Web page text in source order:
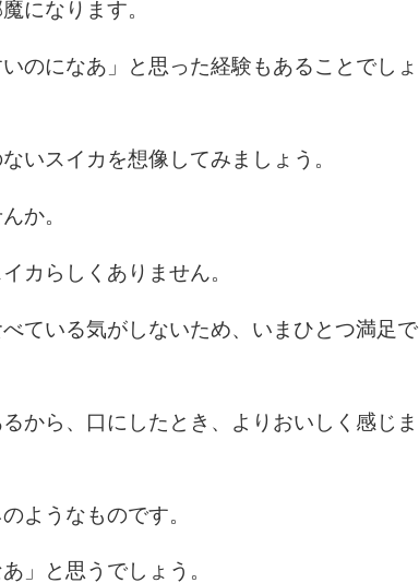
になります。
のになあ」と思った経験もあることでしょ
いスイカを想像してみましょう。
か。
カらしくありません。
ている気がしないため、いまひとつ満足で
から、口にしたとき、よりおいしく感じま
ようなものです。
」と思うでしょう。